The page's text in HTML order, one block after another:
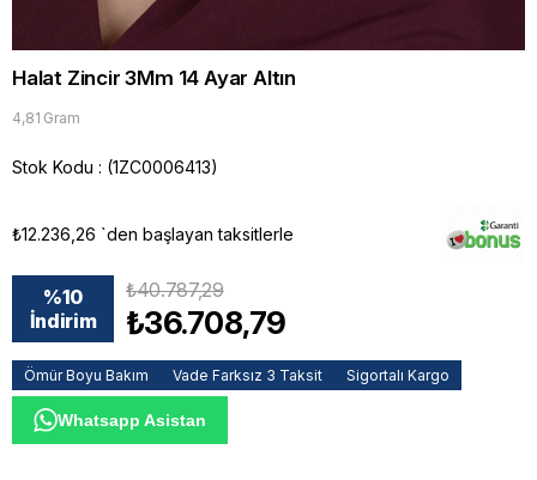
Halat Zincir 3Mm 14 Ayar Altın
4,81 Gram
Stok Kodu (1ZC0006413)
₺12.236,26 `den başlayan taksitlerle
%10
İndirim
₺40.787,29
₺36.708,79
Ömür Boyu Bakım Vade Farksız 3 Taksit Sigortalı Kargo
Whatsapp Asistan